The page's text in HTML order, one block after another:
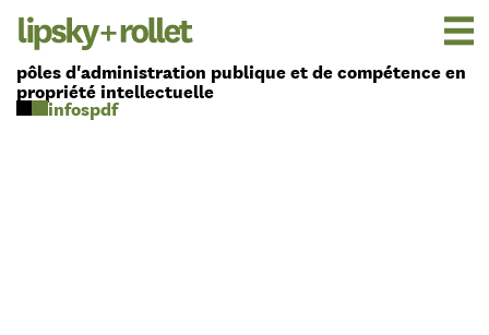
pôles d'administration publique et de compétence en
propriété intellectuelle
pdf